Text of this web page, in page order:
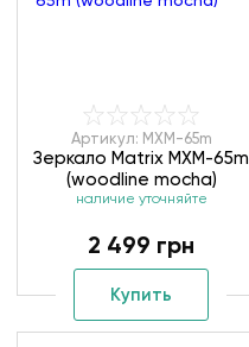
Артикул: MXM-65m
Зеркало Matrix MXM-65m
(woodline mocha)
наличие уточняйте
2 499 грн
Купить